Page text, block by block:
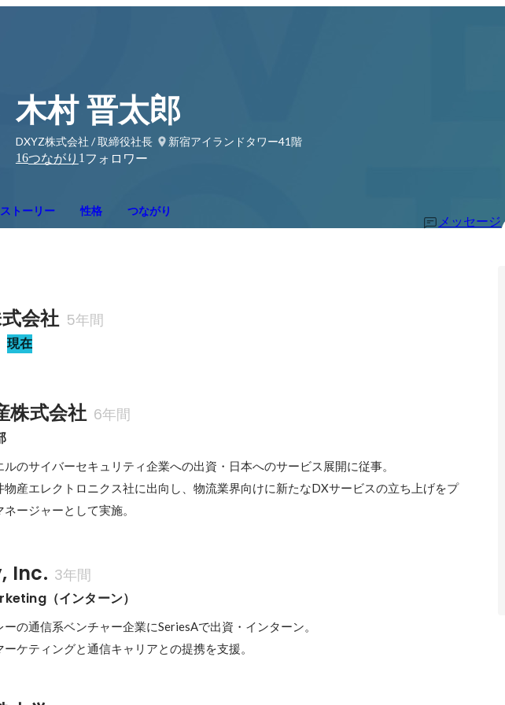
木村 晋太郎
DXYZ株式会社 / 取締役社長
新宿アイランドタワー41階
16つながり 1 フォロワー
ストーリー 性格 つながり
メッセージ
会社 5年間
現在
株式会社 6年間
のサイバーセキュリティ企業への出資・日本へのサービス展開に従事。
物産エレクトロニクス社に出向し、物流業界向けに新たなDXサービスの立ち上げをプ
Inc. 3年間
（インターン）
ーの通信系ベンチャー企業にSeriesAで出資・インターン。
ーケティングと通信キャリアとの提携を支援。